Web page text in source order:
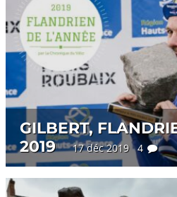
GILBERT,
2019
17 déc 2019 4